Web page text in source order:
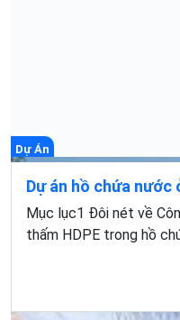
Dự Án
Dự án hồ chứa nước
Mục lục1 Đôi nét về
thấm HDPE trong hồ